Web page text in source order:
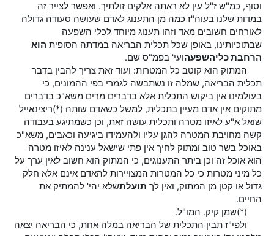
וסוף, כמ"ש ז"ל עין לא ראתה אלקים זולתיך. ואפשר לצייר זה
במדות שלנו בעוה"ז כמה מן התענוג לאדם שעושה סעודה גדולה
לאורחים חשובים מאד וזהו תענוג מיוחד לכלי השפעה
שבתוכיותינו, באופן שכל תכלית הבריאה במדתה הסופית הוא
הרחבת כליהשפעהועי' בפמ"ס שם.
המתוק הוא קוטב כל המטרות: ועוד זאת צריך להבין בדבר
תכלית הבריאה, שמלה זו נשתבשה לגמרי בפי ההמונים, כי
בעולמינו אין ביקוש התכלית אלא בדברים מרים משא"כ בדברים
מתוקים אין אדם מעיין בתכלית, למשל כשאדם שותה (*)ריצינאייל
שואל א"ע לאיזו מטרה ותכלית עושה זאת, וכן כשמתיגע בעבודה
קשה מחויבת המטרה להגן עליו ולהעמידו ביגיעה וכאבים, משא"כ
באוכל בשר טוב ומתוק לחיך אין פתי שישאל ענינה לאיזו מטרה
הוא אוכל זה וכן ביתר התענוגים, כי המתוק הוא חשוב לאין ערך על
כל מיני מטרות כי כל המטרות המצויירות להאדם אינם אלא חלק
גדול או קטן מן המתוק, ואין לך תועלתשלא יהי' להמתיק את
החיים.
(*)שמן קיק. המו"ל.
ולפי"ז תבין התכלית של הבריאה במלה אחת, כי הבריאה יצאה